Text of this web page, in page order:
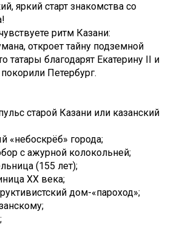
яркий старт знакомства со
ритм Казани:
откроет тайну подземной
татары благодарят Екатерину II и
Петербург.
старой Казани или казанский
города;
с ажурной колокольней;
(155 лет);
XX века;
дом-«пароход»;